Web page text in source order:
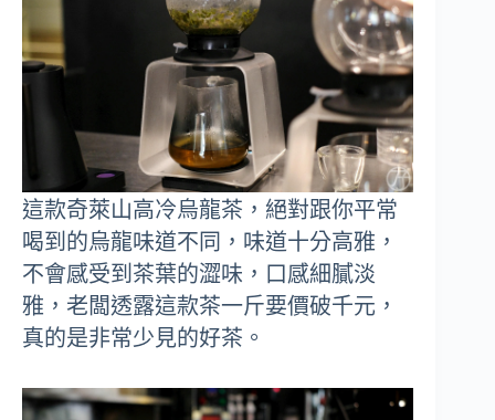
這款奇萊山高冷烏龍茶，絕對跟你平常
喝到的烏龍味道不同，味道十分高雅，
不會感受到茶葉的澀味，口感細膩淡
雅，老闆透露這款茶一斤要價破千元，
真的是非常少見的好茶。